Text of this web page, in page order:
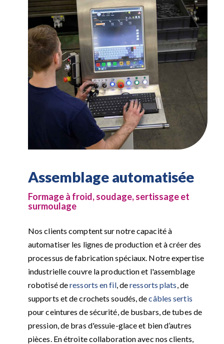
Assemblage automatisée
Formage à froid, soudage, sertissage et
surmoulage
Nos clients comptent sur notre capacité à
automatiser les lignes de production et à créer des
processus de fabrication spéciaux. Notre expertise
industrielle couvre la production et l'assemblage
robotisé deressorts en fil, deressorts plats, de
supports et de crochets soudés, decâbles sertis
pour ceintures de sécurité, de busbars, de tubes de
pression, de bras d'essuie-glace et bien d’autres
pièces. En étroite collaboration avec nos clients,